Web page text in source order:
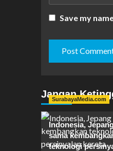
Save my
Jangan
SurabayaMedia.com
Indonesia,
sama
teknologi